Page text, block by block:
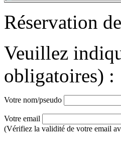
Réservation
Veuillez
obligatoires) :
Votre nom/pseudo
Votre email
(Vérifiez la validité de votre email